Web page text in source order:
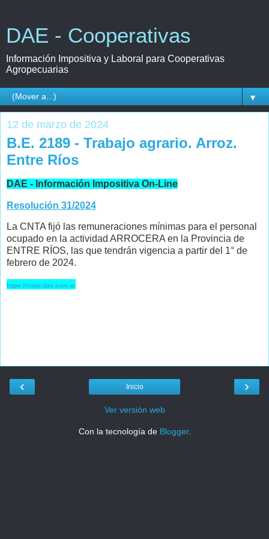
DAE - Cooperativas
Información Impositiva y Laboral para Cooperativas
Agropecuarias
▼
12 de marzo de 2024
B.E. 2189 - Trabajo agrario. Arroz.
Entre Ríos
DAE - Información Impositiva On-Line
Resolución 31/2024
La CNTA fijó las remuneraciones mínimas para el personal
ocupado en la actividad ARROCERA en la Provincia de
ENTRE RÍOS, las que tendrán vigencia a partir del 1° de
febrero de 2024.
https://coop.dae.com.ar
‹ ›
Inicio
Ver versión web
Con la tecnología de Blogger.